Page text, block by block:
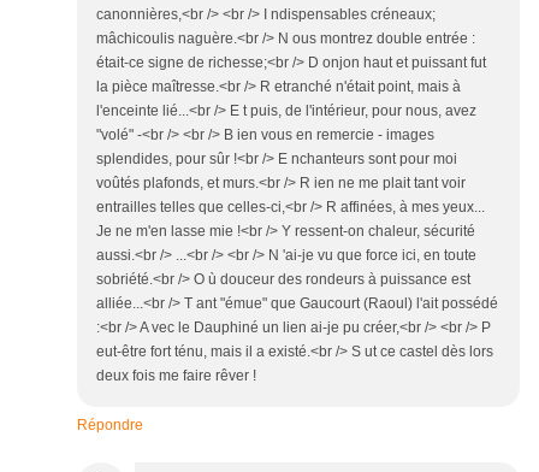
canonnières,<br /> <br /> I ndispensables créneaux;
mâchicoulis naguère.<br /> N ous montrez double entrée :
était-ce signe de richesse;<br /> D onjon haut et puissant fut
la pièce maîtresse.<br /> R etranché n'était point, mais à
l'enceinte lié...<br /> E t puis, de l'intérieur, pour nous, avez
"volé" -<br /> <br /> B ien vous en remercie - images
splendides, pour sûr !<br /> E nchanteurs sont pour moi
voûtés plafonds, et murs.<br /> R ien ne me plait tant voir
entrailles telles que celles-ci,<br /> R affinées, à mes yeux...
Je ne m'en lasse mie !<br /> Y ressent-on chaleur, sécurité
aussi.<br /> ...<br /> <br /> N 'ai-je vu que force ici, en toute
sobriété.<br /> O ù douceur des rondeurs à puissance est
alliée...<br /> T ant "émue" que Gaucourt (Raoul) l'ait possédé
:<br /> A vec le Dauphiné un lien ai-je pu créer,<br /> <br /> P
eut-être fort ténu, mais il a existé.<br /> S ut ce castel dès lors
deux fois me faire rêver !
Répondre